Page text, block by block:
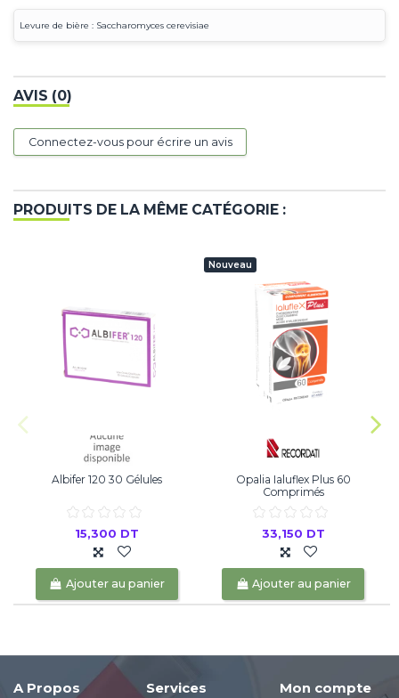
Levure de bière : Saccharomyces cerevisiae
AVIS (0)
Connectez-vous pour écrire un avis
PRODUITS DE LA MÊME CATÉGORIE :
Albifer 120 30 Gélules
15,300 DT
Ajouter au panier
Nouveau
Opalia Ialuflex Plus 60
Comprimés
33,150 DT
Ajouter au panier
A Propos Services Mon compte